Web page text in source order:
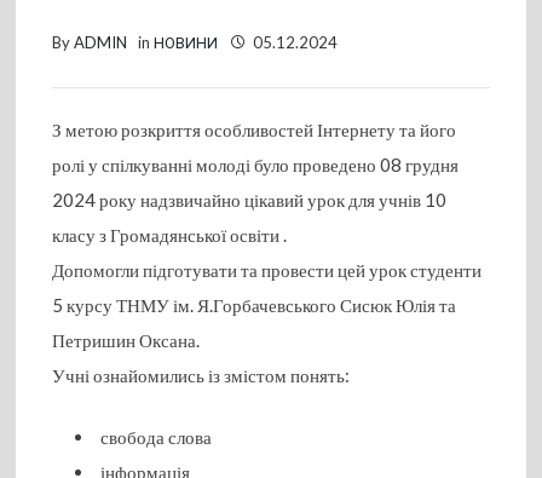
ByADMIN inНОВИНИ 05.12.2024
З метою розкриття особливостей Інтернету та його
ролі у спілкуванні молоді було проведено 08 грудня
2024 року надзвичайно цікавий урок для учнів 10
класу з Громадянської освіти .
Допомогли підготувати та провести цей урок студенти
5 курсу ТНМУ ім. Я.Горбачевського Сисюк Юлія та
Петришин Оксана.
Учні ознайомились із змістом понять:
свобода слова
інформація